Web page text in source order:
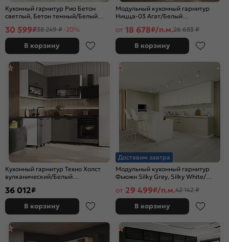
Кухонный гарнитур Рио Бетон
светлый, Бетон темный/Белый
30 599₽38 249 ₽ -20%
В корзину
Модульный кухонный гарнитур
Ницца-03 Агат/Белый
от 18 678₽/п.м.26 683 ₽
В корзину
Кухонный гарнитур Техно Холст
вулканический/Белый
темный)
36 012₽
В корзину
Доставим завтра
Модульный кухонный гарнитур
Фьюжн Silky Grey, Silky White/
от 29 499₽/п.м.42 142 ₽
В корзину